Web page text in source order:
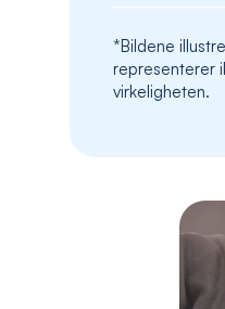
*Bildene
representerer
virkeligheten.